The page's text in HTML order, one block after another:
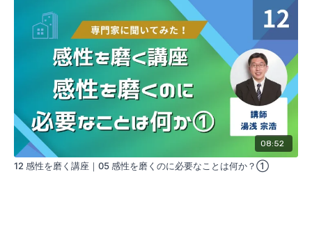
08:52
12 感性を磨く講座｜05 感性を磨くのに必要なことは何か？①